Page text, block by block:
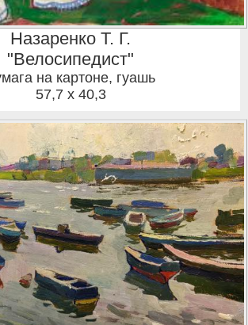
Назаренко Т. Г.
"Велосипедист"
на картоне, гуашь
57,7 x 40,3